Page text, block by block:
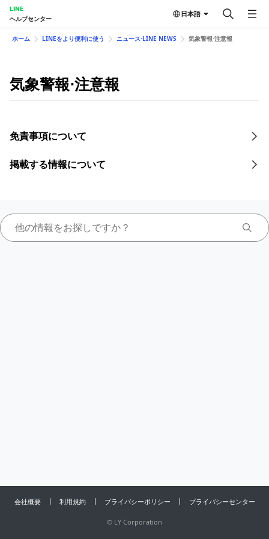
LINE
ヘルプセンター
日本語
ホーム LINEをより便利に使う ニュース⋅LINE NEWS 気象警報⋅注意報
気象警報⋅注意報
免責事項について
掲載する情報について
会社概要 利用規約 プライバシーポリシー プライバシーセンター
© LY Corporation